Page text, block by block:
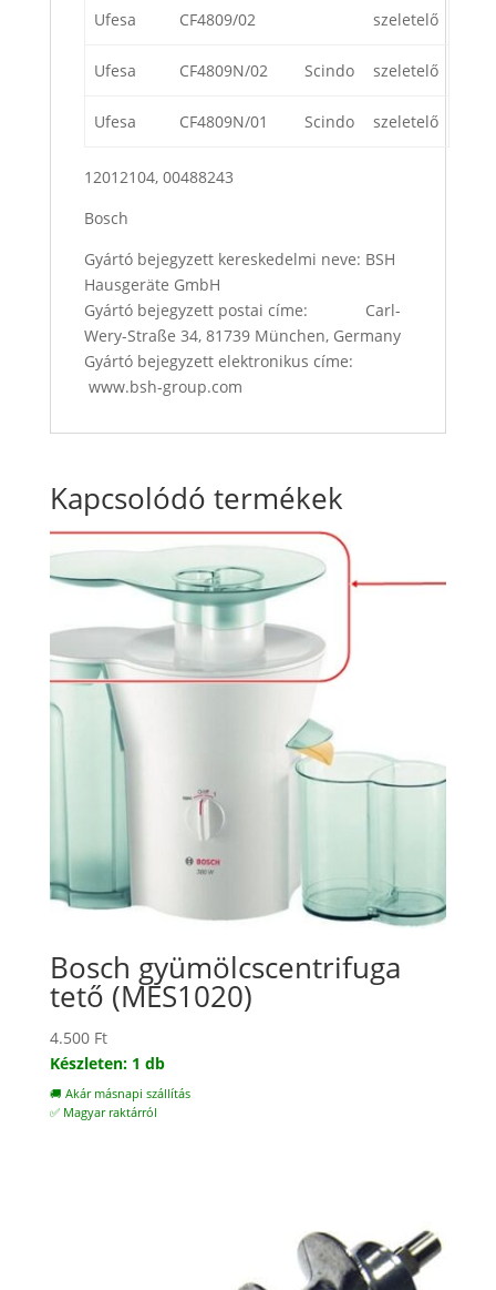
Ufesa CF4809/02 szeletelő
Ufesa CF4809N/02 Scindo szeletelő
Ufesa CF4809N/01 Scindo szeletelő
12012104, 00488243
Bosch
Gyártó bejegyzett kereskedelmi neve: BSH
Hausgeräte GmbH
Gyártó bejegyzett postai címe: Carl-
Wery-Straße 34, 81739 München, Germany
Gyártó bejegyzett elektronikus címe:
www.bsh-group.com
Kapcsolódó termékek
Bosch gyümölcscentrifuga
tető (MES1020)
4.500 Ft
Készleten: 1 db
🚚 Akár másnapi szállítás
✅ Magyar raktárról